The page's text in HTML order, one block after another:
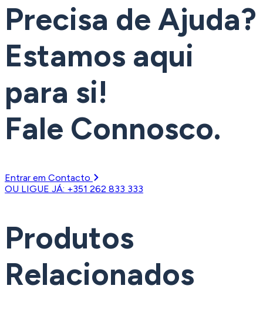
Precisa de Ajuda?
Estamos aqui
para si!
Fale Connosco.
Entrar em Contacto
OU LIGUE JÁ: +351 262 833 333
Produtos
Relacionados